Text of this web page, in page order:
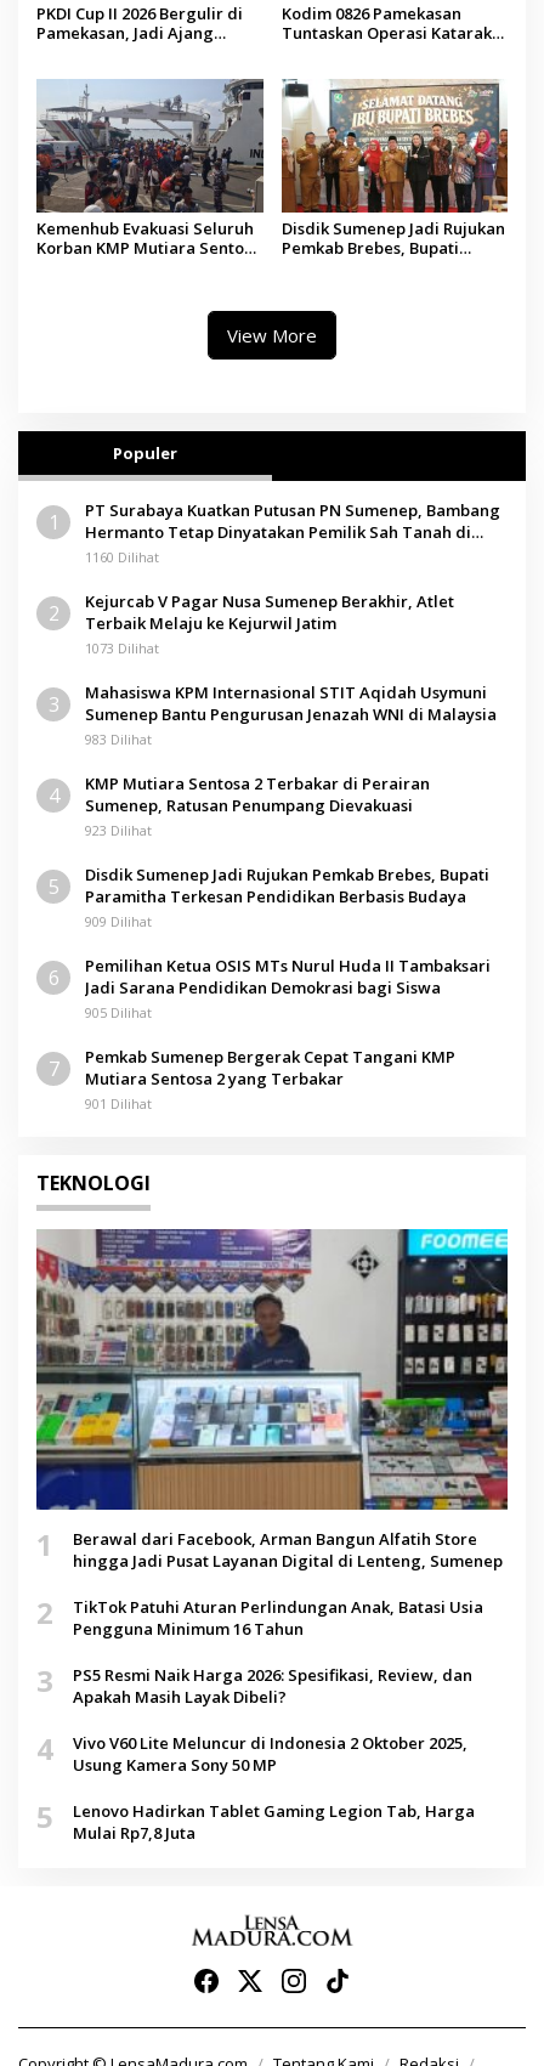
PKDI Cup II 2026 Bergulir di
Pamekasan, Jadi Ajang
Kodim 0826 Pamekasan
Tuntaskan Operasi Katarak
Kemenhub Evakuasi Seluruh
Korban KMP Mutiara Sentosa
Disdik Sumenep Jadi Rujukan
Pemkab Brebes, Bupati
View More
Populer
1
PT Surabaya Kuatkan Putusan PN Sumenep, Bambang
Hermanto Tetap Dinyatakan Pemilik Sah Tanah di
Pamolokan
1160 Dilihat
2
Kejurcab V Pagar Nusa Sumenep Berakhir, Atlet
Terbaik Melaju ke Kejurwil Jatim
1073 Dilihat
3
Mahasiswa KPM Internasional STIT Aqidah Usymuni
Sumenep Bantu Pengurusan Jenazah WNI di Malaysia
983 Dilihat
4
KMP Mutiara Sentosa 2 Terbakar di Perairan
Sumenep, Ratusan Penumpang Dievakuasi
923 Dilihat
5
Disdik Sumenep Jadi Rujukan Pemkab Brebes, Bupati
Paramitha Terkesan Pendidikan Berbasis Budaya
909 Dilihat
6
Pemilihan Ketua OSIS MTs Nurul Huda II Tambaksari
Jadi Sarana Pendidikan Demokrasi bagi Siswa
905 Dilihat
7
Pemkab Sumenep Bergerak Cepat Tangani KMP
Mutiara Sentosa 2 yang Terbakar
901 Dilihat
TEKNOLOGI
1
Berawal dari Facebook, Arman Bangun Alfatih Store
hingga Jadi Pusat Layanan Digital di Lenteng, Sumenep
2
TikTok Patuhi Aturan Perlindungan Anak, Batasi Usia
Pengguna Minimum 16 Tahun
3
PS5 Resmi Naik Harga 2026: Spesifikasi, Review, dan
Apakah Masih Layak Dibeli?
4
Vivo V60 Lite Meluncur di Indonesia 2 Oktober 2025,
Usung Kamera Sony 50 MP
5
Lenovo Hadirkan Tablet Gaming Legion Tab, Harga
Mulai Rp7,8 Juta